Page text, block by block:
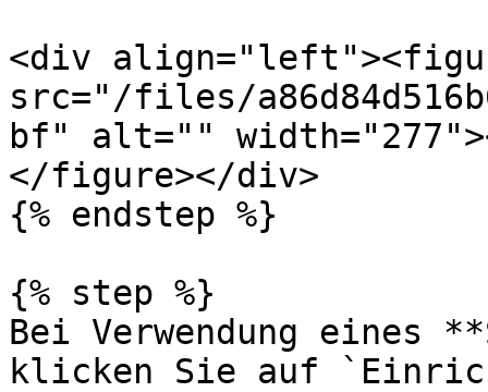
<div
src="/files/
bf" alt=""
</figure></div>
{% endstep %}
{% step %}
Bei Verwendung eines
klicken Sie auf